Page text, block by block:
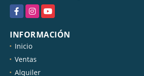
FacebookInstagramYouTube
INFORMACIÓN
Inicio
Ventas
Alquiler